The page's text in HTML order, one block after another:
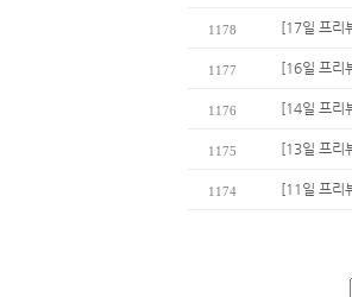
1178 [17일 프리
1177 [16일 프리
1176 [14일 프리
1175 [13일 프리
1174 [11일 프리